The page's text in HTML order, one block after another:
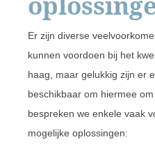
Er zijn diverse
kunnen voordoen bij het
haag, maar gelukkig zijn er
beschikbaar om hiermee
bespreken we enkele vaak
mogelijke oplossingen: